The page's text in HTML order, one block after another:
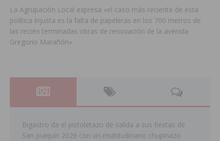
La Agrupación Local expresa «el caso más reciente de esta
política injusta es la falta de papeleras en los 700 metros de
las recién terminadas obras de renovación de la avenida
Gregorio Marañón»
Bigastro da el pistoletazo de salida a sus fiestas de
San Joaquín 2026 con un multitudinario chupinazo